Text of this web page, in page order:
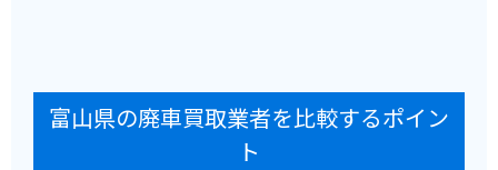
富山県の廃車買取業者を比較するポイン
ト